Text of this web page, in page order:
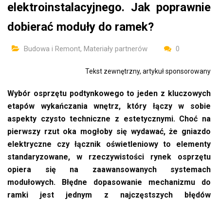
elektroinstalacyjnego. Jak poprawnie
dobierać moduły do ramek?
Budowa i Remont,Materiały partnerów 0
Tekst zewnętrzny, artykuł sponsorowany
Wybór osprzętu podtynkowego to jeden z kluczowych
etapów wykańczania wnętrz, który łączy w sobie
aspekty czysto techniczne z estetycznymi. Choć na
pierwszy rzut oka mogłoby się wydawać, że gniazdo
elektryczne czy łącznik oświetleniowy to elementy
standaryzowane, w rzeczywistości rynek osprzętu
opiera się na zaawansowanych systemach
modułowych. Błędne dopasowanie mechanizmu do
ramki jest jednym z najczęstszych błędów